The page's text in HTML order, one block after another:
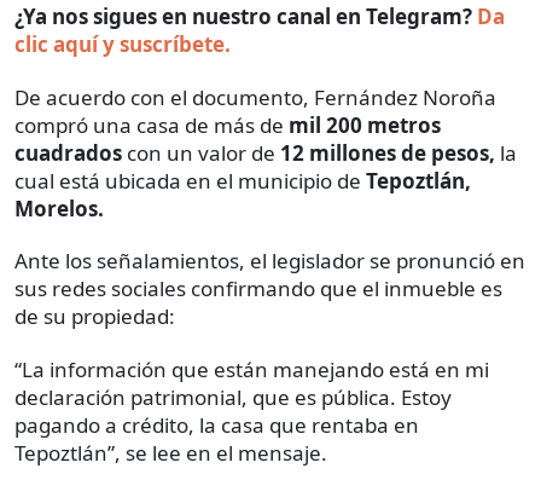
¿Ya nos sigues en nuestro canal en Telegram? Da
clic aquí y suscríbete.
De acuerdo con el documento, Fernández Noroña
compró una casa de más de mil 200 metros
cuadrados con un valor de 12 millones de pesos, la
cual está ubicada en el municipio de Tepoztlán,
Morelos.
Ante los señalamientos, el legislador se pronunció en
sus redes sociales confirmando que el inmueble es
de su propiedad:
“La información que están manejando está en mi
declaración patrimonial, que es pública. Estoy
pagando a crédito, la casa que rentaba en
Tepoztlán”, se lee en el mensaje.